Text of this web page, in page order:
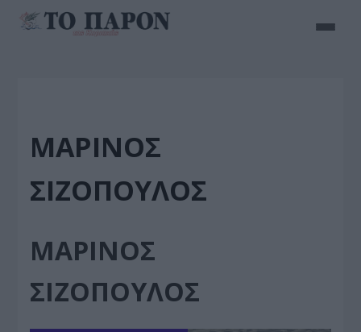
ΜΑΡΙΝΟΣ
ΣΙΖΟΠΟΥΛΟΣ
ΜΑΡΙΝΟΣ
ΣΙΖΟΠΟΥΛΟΣ